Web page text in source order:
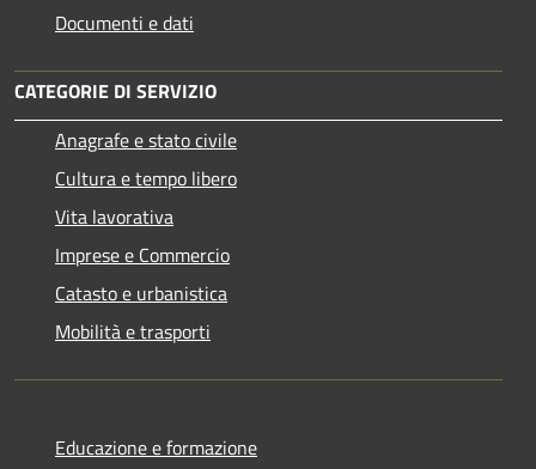
Documenti e dati
CATEGORIE DI SERVIZIO
Anagrafe e stato civile
Cultura e tempo libero
Vita lavorativa
Imprese e Commercio
Catasto e urbanistica
Mobilità e trasporti
Educazione e formazione